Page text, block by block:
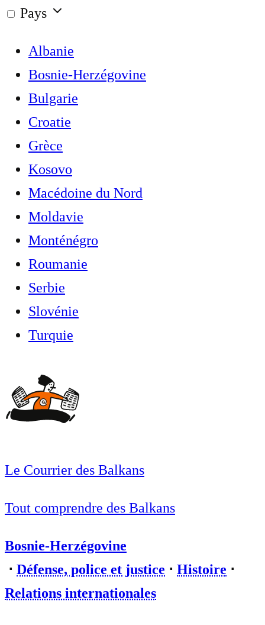
Pays
Albanie
Bosnie-Herzégovine
Bulgarie
Croatie
Grèce
Kosovo
Macédoine du Nord
Moldavie
Monténégro
Roumanie
Serbie
Slovénie
Turquie
Le Courrier des Balkans
Tout comprendre des Balkans
Bosnie-Herzégovine
⋅ Défense, police et justice ⋅ Histoire ⋅
Relations internationales